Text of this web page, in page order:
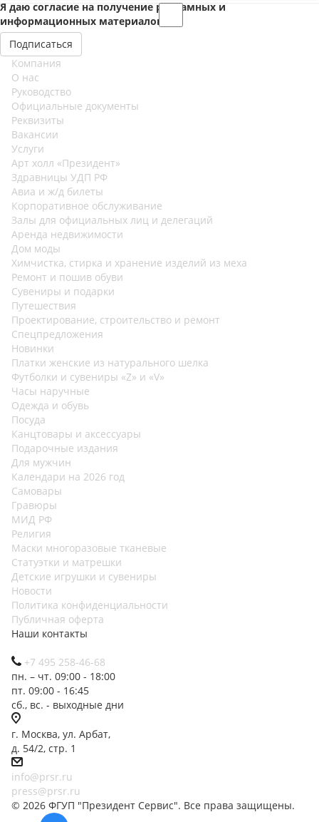
Я даю согласие на получение рекламных и
информационных материалов
Компания
О нас
Руководство
Официальные документы
Реквизиты
Вакансии
Услуги
Арт холл «Президент»
Здравницы УДП РФ
Авиа и ж/д билеты
Корпоративное обслуживание
Залы для официальных лиц и делегаций
Аренда недвижимости
Дом моды
Химчистка, стирка и хранение изделий из меха
Ремонт и пошив обуви
Сувениры и подарки
Путешествия
Проектирование, строительство и ремонт
Спецпредложения
Новинки
Платки женские из натурального шелка
Футболки и сувениры «Z» и «V»
Часы наручные
Одежда и обувь
Посуда
Канцтовары и аксессуары
Подарочные издания
Для мужчин
Календари на 2026 год
Самовары
Гравюры
МИД РФ
Религия
Маски многоразовые тканевые
Статуэтки и матрешки
Детские игрушки и сувениры
Новости
Политика конфиденциальности
Публичная оферта
Наши контакты
+7 495 258-46-68
пн. – чт. 09:00 - 18:00
пт. 09:00 - 16:45
сб., вс. - выходные дни
г. Москва, ул. Арбат,
д. 54/2, стр. 1
info@prsr.ru
press@prsr.ru
© 2026 ФГУП "Президент Сервис". Все права защищены.